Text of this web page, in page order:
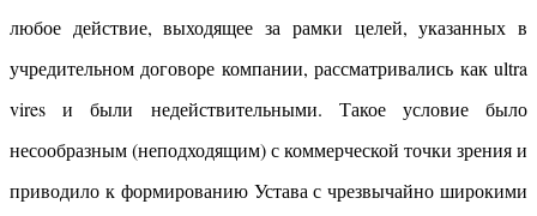
любое действие, выходящее за рамки целей, указанных в
учредительном договоре компании, рассматривались как ultra
vires и были недействительными. Такое условие было
несообразным (неподходящим) с коммерческой точки зрения и
приводило к формированию Устава с чрезвычайно широкими